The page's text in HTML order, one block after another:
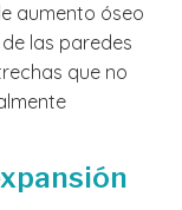
aumento óseo
las paredes
que no